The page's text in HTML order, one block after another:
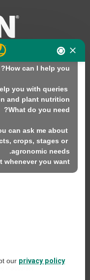
نحن
الاستدامة
اتصل بنا
سياسة وسائل
LABINbot, LABIN's
you with queries
can ask me about
crops, stages or
whenever you want.
our privacy policy